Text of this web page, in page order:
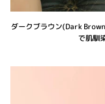
ダークブラウン(Dark
で肌馴